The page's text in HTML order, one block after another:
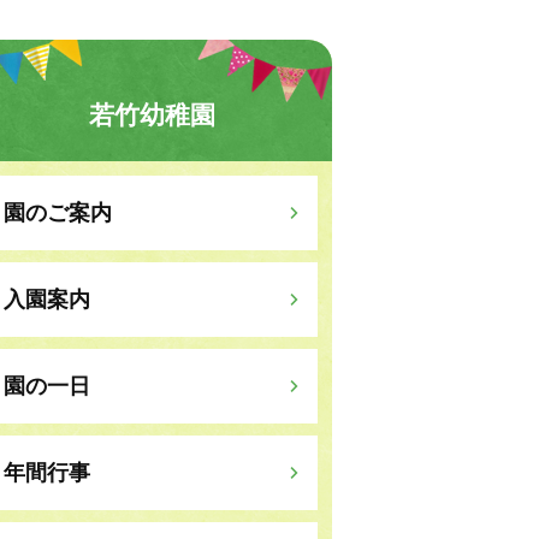
若竹幼稚園
園のご案内
入園案内
園の一日
年間行事